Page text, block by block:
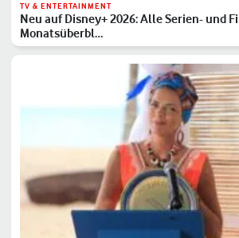
TV & ENTERTAINMENT
Neu auf Disney+ 2026: Alle Serien- und
Monatsüberbl…